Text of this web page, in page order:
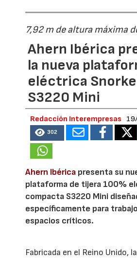
7,92 m de altura máxima
Ahern Ibérica
la nueva
eléctrica
S3220 Mini
Redacción Interempresas
302
Ahern Ibérica presenta su
plataforma de tijera 100%
compacta S3220 Mini
específicamente para
espacios críticos.
Fabricada en el Reino Unido,